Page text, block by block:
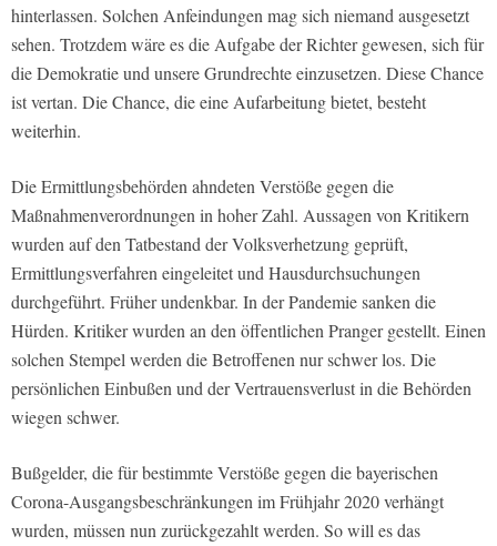
hinterlassen. Solchen Anfeindungen mag sich niemand ausgesetzt
sehen. Trotzdem wäre es die Aufgabe der Richter gewesen, sich für
die Demokratie und unsere Grundrechte einzusetzen. Diese Chance
ist vertan. Die Chance, die eine Aufarbeitung bietet, besteht
weiterhin.
Die Ermittlungsbehörden ahndeten Verstöße gegen die
Maßnahmenverordnungen in hoher Zahl. Aussagen von Kritikern
wurden auf den Tatbestand der Volksverhetzung geprüft,
Ermittlungsverfahren eingeleitet und Hausdurchsuchungen
durchgeführt. Früher undenkbar. In der Pandemie sanken die
Hürden. Kritiker wurden an den öffentlichen Pranger gestellt. Einen
solchen Stempel werden die Betroffenen nur schwer los. Die
persönlichen Einbußen und der Vertrauensverlust in die Behörden
wiegen schwer.
Bußgelder, die für bestimmte Verstöße gegen die bayerischen
Corona-Ausgangsbeschränkungen im Frühjahr 2020 verhängt
wurden, müssen nun zurückgezahlt werden. So will es das